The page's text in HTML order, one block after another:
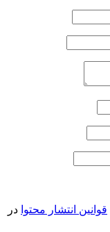
قوانین انتشار محتوا در